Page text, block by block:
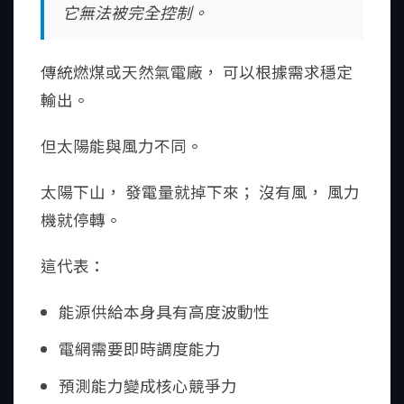
它無法被完全控制。
傳統燃煤或天然氣電廠， 可以根據需求穩定
輸出。
但太陽能與風力不同。
太陽下山， 發電量就掉下來； 沒有風， 風力
機就停轉。
這代表：
能源供給本身具有高度波動性
電網需要即時調度能力
預測能力變成核心競爭力